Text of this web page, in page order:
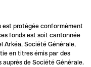
est protégée conformément
fonds est soit cantonnée
Arkéa, Société Générale,
en titres émis par des
de Société Générale.